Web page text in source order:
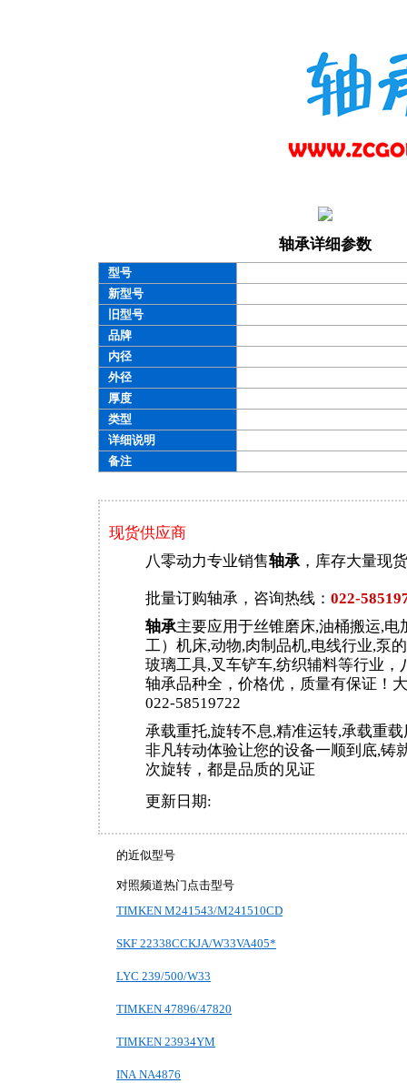
轴承详细参数
型号
新型号
旧型号
品牌
内径
外径
厚度
类型
详细说明
备注
现货供应商
八零动力专业销售轴承，库存大量现
批量订购轴承，咨询热线： 022-
轴承主要应用于丝锥磨床,油桶搬运,电
工）机床,动物,肉制品机,电线行业,泵
玻璃工具,叉车铲车,纺织辅料等行业，
轴承品种全，价格优，质量有保证！
022-58519722
承载重托,旋转不息,精准运转,承载重
非凡转动体验让您的设备一顺到底,铸
次旋转，都是品质的见证
更新日期:
的近似型号
对照频道热门点击型号
TIMKEN M241543/M241510CD
SKF 22338CCKJA/W33VA405*
LYC 239/500/W33
TIMKEN 47896/47820
TIMKEN 23934YM
INA NA4876